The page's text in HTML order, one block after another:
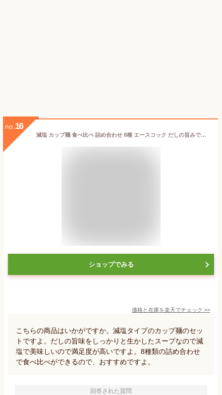
no. 16
減塩 カップ麺 食べ比べ 詰め合わせ 8種 エースコック だしの旨みで減塩 3種 ( 小海老天 鶏炊きうどん 中華 ) + 日清 高たんぱく&低糖質さらに塩分控えめ 3種 + マルちゃん うまいつゆ 塩分オフ 2種 ( 天ぷら きつねうどん )
ショップでみる
価格と在庫を楽天でチェック >>
こちらの商品はいかがですか。減塩タイプのカップ麺のセッ
トですよ。だしの旨味をしっかりと生かしたスープなので減
塩で美味しいので満足度が高いですよ。8種類の詰め合わせ
で食べ比べができるので、おすすめですよ。
回答された質問